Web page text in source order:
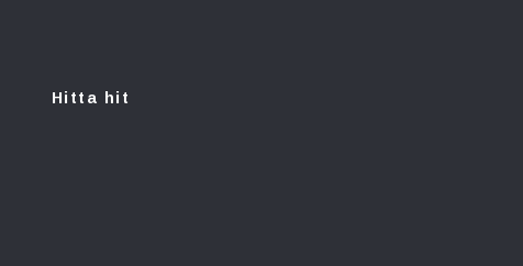
Hitta hit